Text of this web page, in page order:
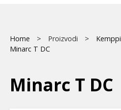
Main
Breadcrumb
Home Proizvodi Kemppi
Minarc T DC
Minarc T DC